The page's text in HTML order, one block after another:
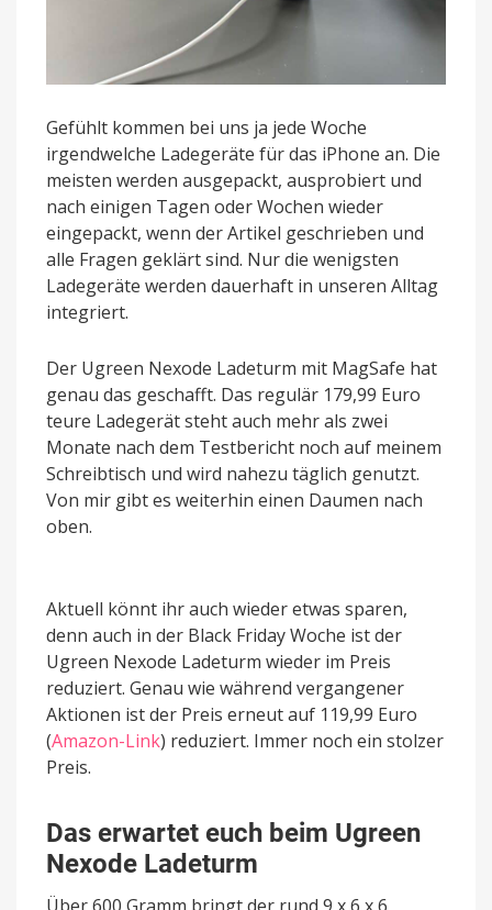
Gefühlt kommen bei uns ja jede Woche
irgendwelche Ladegeräte für das iPhone an. Die
meisten werden ausgepackt, ausprobiert und
nach einigen Tagen oder Wochen wieder
eingepackt, wenn der Artikel geschrieben und
alle Fragen geklärt sind. Nur die wenigsten
Ladegeräte werden dauerhaft in unseren Alltag
integriert.
Der Ugreen Nexode Ladeturm mit MagSafe hat
genau das geschafft. Das regulär 179,99 Euro
teure Ladegerät steht auch mehr als zwei
Monate nach dem Testbericht noch auf meinem
Schreibtisch und wird nahezu täglich genutzt.
Von mir gibt es weiterhin einen Daumen nach
oben.
Aktuell könnt ihr auch wieder etwas sparen,
denn auch in der Black Friday Woche ist der
Ugreen Nexode Ladeturm wieder im Preis
reduziert. Genau wie während vergangener
Aktionen ist der Preis erneut auf 119,99 Euro
(Amazon-Link) reduziert. Immer noch ein stolzer
Preis.
Das erwartet euch beim Ugreen
Nexode Ladeturm